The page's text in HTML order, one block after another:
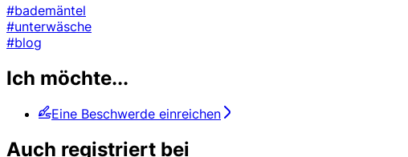
#bademäntel
#unterwäsche
#blog
Ich möchte...
Eine Beschwerde einreichen
Auch registriert bei